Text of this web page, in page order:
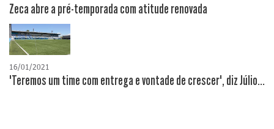
Zeca abre a pré-temporada com atitude renovada
16/01/2021
"Teremos um time com entrega e vontade de crescer", diz Júlio...